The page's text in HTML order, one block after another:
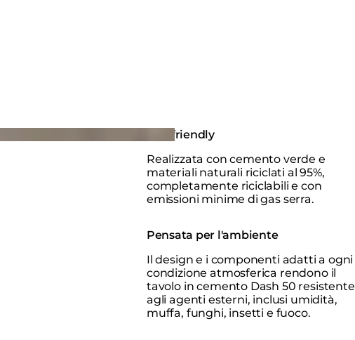
Eco-friendly
Realizzata con cemento verde e
materiali naturali riciclati al 95%,
completamente riciclabili e con
emissioni minime di gas serra.
Pensata per l'ambiente
Il design e i componenti adatti a ogni
condizione atmosferica rendono il
tavolo in cemento Dash 50 resistente
agli agenti esterni, inclusi umidità,
muffa, funghi, insetti e fuoco.